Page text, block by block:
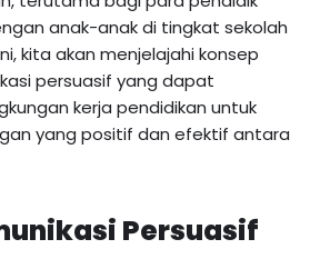
anak-anak di tingkat sekolah
kita akan menjelajahi konsep
persuasif yang dapat
kerja pendidikan untuk
yang positif dan efektif antara
Persuasif